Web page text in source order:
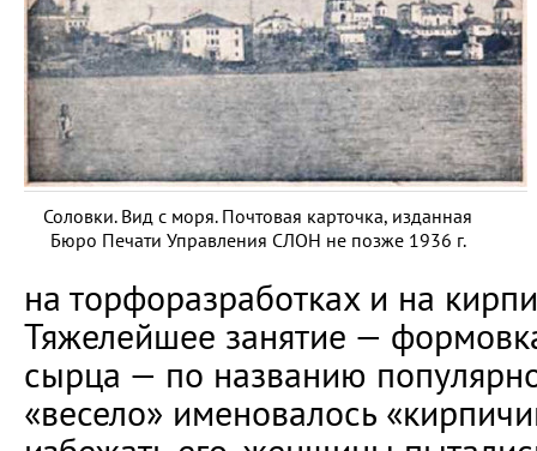
Соловки. Вид с моря. Почтовая карточка, изданная
Бюро Печати Управления СЛОН не позже 1936 г.
на торфоразработках и на
Тяжелейшее занятие —
сырца — по названию
«весело» именовалось